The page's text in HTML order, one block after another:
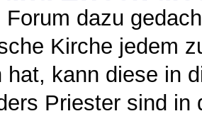
Forum dazu
Kirche jedem
hat, kann diese in
Priester sind in